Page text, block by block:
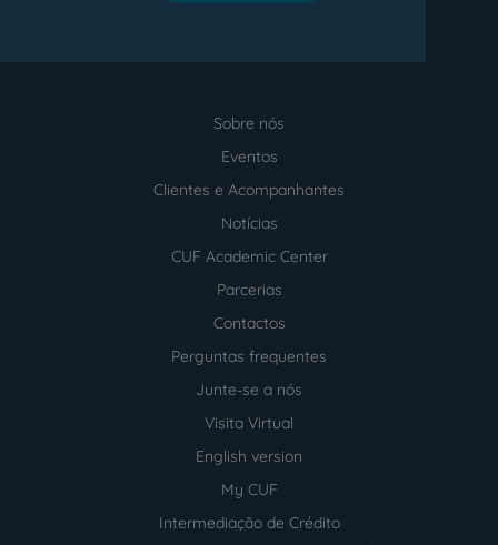
Sobre nós
Eventos
Clientes e Acompanhantes
Notícias
CUF Academic Center
Parcerias
Contactos
Perguntas frequentes
Junte-se a nós
Visita Virtual
English version
My CUF
Intermediação de Crédito